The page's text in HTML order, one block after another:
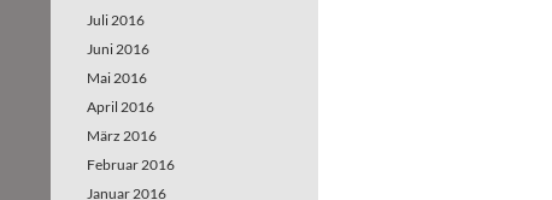
Juli 2016
Juni 2016
Mai 2016
April 2016
März 2016
Februar 2016
Januar 2016